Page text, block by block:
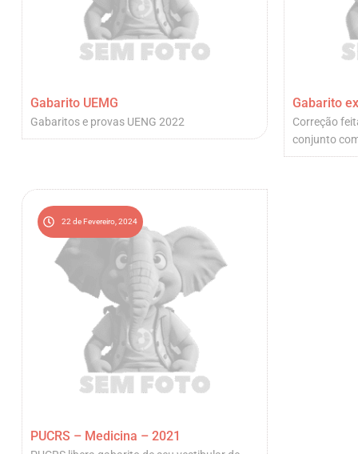
Gabarito UEMG
Gabaritos e provas UENG 2022
Gabarito
Correção
conjunto
22 de Fevereiro, 2024
PUCRS – Medicina – 2021